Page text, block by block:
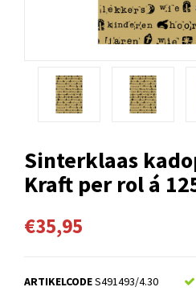
Sinterklaas
Kraft per rol á
€35,95
ARTIKELCODES491493/4.30